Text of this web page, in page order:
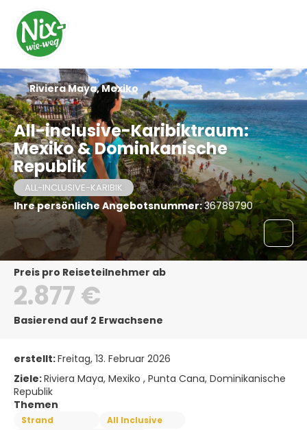
All-inclusive-Karibiktraum:
Mexiko & Dominkanische
Republik
ALL-INCLUSIVE-KARIBIK
Ihre persönliche Angebotsnummer:36789790
Riviera Maya, Mexiko
Preis pro Reiseteilnehmer ab
2.877 €
Basierend auf 2 Erwachsene
erstellt:Freitag, 13. Februar 2026
Ziele:Riviera Maya, Mexiko , Punta Cana, Dominikanische
Republik
Themen
Strand
All Inclusive